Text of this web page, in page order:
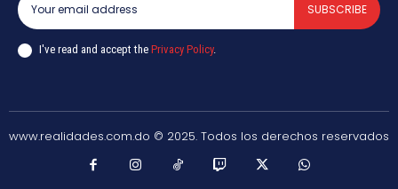
SUBSCRIBE
I've read and accept the Privacy Policy.
www.realidades.com.do © 2025. Todos los derechos reservados